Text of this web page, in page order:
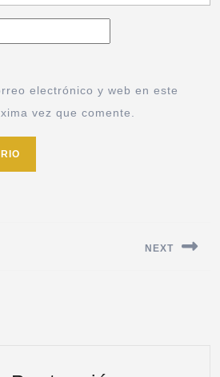
electrónico y web en este
vez que comente.
NEXT